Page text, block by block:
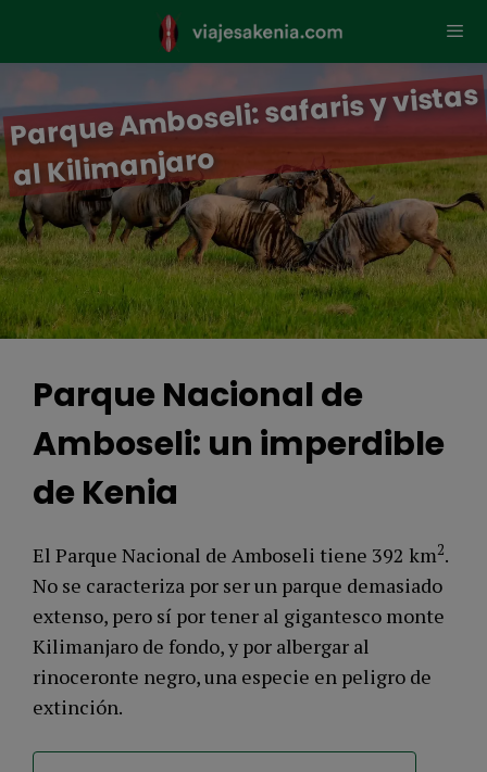
contenido
Parque A
mboseli: safaris y vistas
al Kili
manjaro
Parque Nacional de
Amboseli: un imperdible
de Kenia
El Parque Nacional de Amboseli tiene 392 km2.
No se caracteriza por ser un parque demasiado
extenso, pero sí por tener al gigantesco monte
Kilimanjaro de fondo, y por albergar al
rinoceronte negro, una especie en peligro de
extinción.